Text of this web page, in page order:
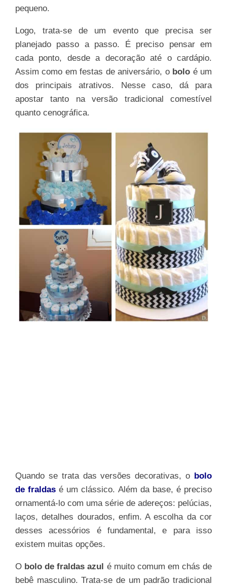
pequeno.
Logo, trata-se de um evento que precisa ser
planejado passo a passo. É preciso pensar em
cada ponto, desde a decoração até o cardápio.
Assim como em festas de aniversário, o bolo é um
dos principais atrativos. Nesse caso, dá para
apostar tanto na versão tradicional comestível
quanto cenográfica.
Quando se trata das versões decorativas, o bolo
de fraldas é um clássico. Além da base, é preciso
ornamentá-lo com uma série de adereços: pelúcias,
laços, detalhes dourados, enfim. A escolha da cor
desses acessórios é fundamental, e para isso
existem muitas opções.
O bolo de fraldas azul é muito comum em chás de
bebê masculino. Trata-se de um padrão tradicional